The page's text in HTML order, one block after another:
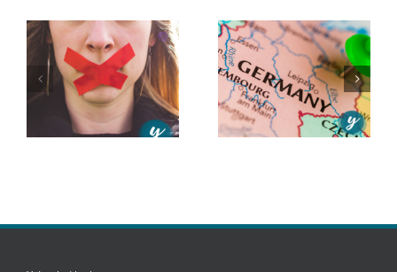
Cómo
escribir cartas
comerciales
en alemán
Cómo
escribir
emails en
inglés